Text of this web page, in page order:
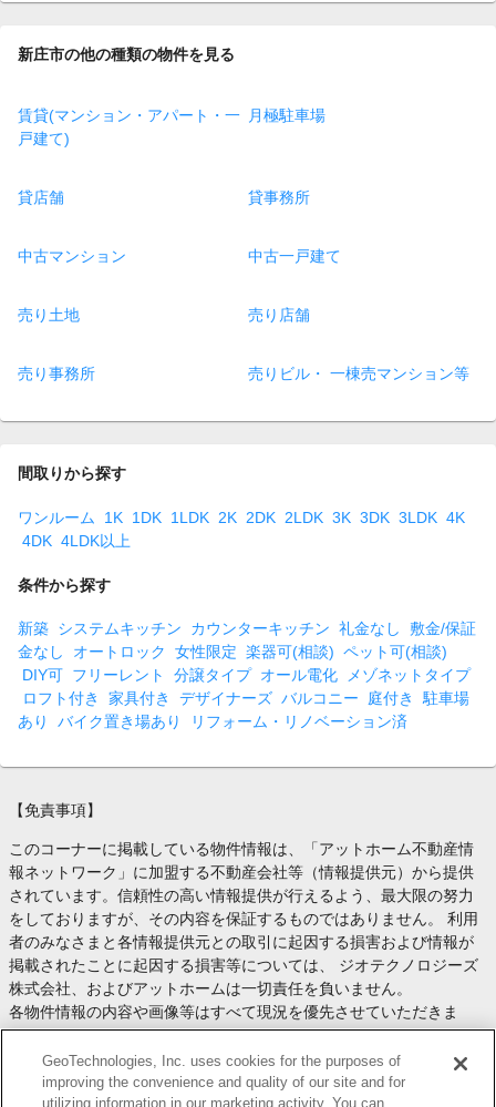
新庄市の他の種類の物件を見る
賃貸(マンション・アパート・一
戸建て)
月極駐車場
貸店舗 貸事務所
中古マンション 中古一戸建て
売り土地 売り店舗
売り事務所 売りビル・ 一棟売マンション等
間取りから探す
ワンルーム 1K 1DK 1LDK 2K 2DK 2LDK 3K 3DK 3LDK 4K
4DK 4LDK以上
条件から探す
新築 システムキッチン カウンターキッチン 礼金なし
敷金/保証
金なし
オートロック 女性限定 楽器可(相談) ペット可(相談)
DIY可 フリーレント 分譲タイプ オール電化
メゾネットタイプ
ロフト付き
家具付き デザイナーズ バルコニー 庭付き
駐車場
あり
バイク置き場あり リフォーム・リノベーション済
【免責事項】
このコーナーに掲載している物件情報は、「アットホーム不動産情
報ネットワーク」に加盟する不動産会社等（情報提供元）から提供
されています。信頼性の高い情報提供が行えるよう、最大限の努力
をしておりますが、その内容を保証するものではありません。 利用
者のみなさまと各情報提供元との取引に起因する損害および情報が
掲載されたことに起因する損害等については、 ジオテクノロジーズ
株式会社、およびアットホームは一切責任を負いません。
各物件情報の内容や画像等はすべて現況を優先させていただきま
す。
お取引等（お取引の準備、資金調達等を含みます）の際には、内容
や契約条件等について、 各情報提供元より十分な説明を受け、ご自
GeoTechnologies, Inc. uses cookies for the purposes of
improving the convenience and quality of our site and for
utilizing information in our marketing activity. You can